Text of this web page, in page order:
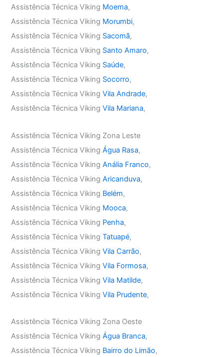
Assistência Técnica Viking Moema,
Assistência Técnica Viking Morumbi,
Assistência Técnica Viking Sacomã,
Assistência Técnica Viking Santo Amaro,
Assistência Técnica Viking Saúde,
Assistência Técnica Viking Socorro,
Assistência Técnica VikingVila Andrade,
Assistência Técnica VikingVila Mariana,
Assistência Técnica Viking Zona Leste
Assistência Técnica VikingÁgua Rasa,
Assistência Técnica VikingAnália Franco,
Assistência Técnica VikingAricanduva,
Assistência Técnica Viking Belém,
Assistência Técnica Viking Mooca,
Assistência Técnica Viking Penha,
Assistência Técnica VikingTatuapé,
Assistência Técnica VikingVila Carrão,
Assistência Técnica VikingVila Formosa,
Assistência Técnica VikingVila Matilde,
Assistência Técnica VikingVila Prudente,
Assistência Técnica Viking Zona Oeste
Assistência Técnica VikingÁgua Branca,
Assistência Técnica Viking Bairro do Limão,